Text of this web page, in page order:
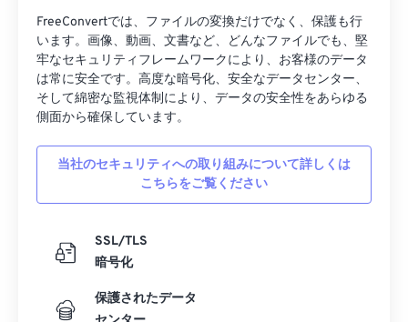
FreeConvertでは、ファイルの変換だけでなく、保護も行
います。画像、動画、文書など、どんなファイルでも、堅
牢なセキュリティフレームワークにより、お客様のデータ
は常に安全です。高度な暗号化、安全なデータセンター、
そして綿密な監視体制により、データの安全性をあらゆる
側面から確保しています。
当社のセキュリティへの取り組みについて詳しくは
こちらをご覧ください
SSL/TLS
暗号化
保護されたデータ